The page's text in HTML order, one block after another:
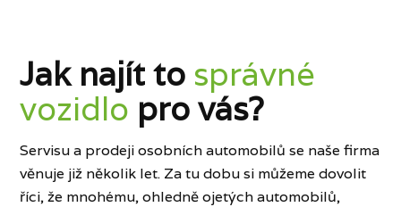
Jak najít to správné
vozidlo pro vás?
Servisu a prodeji osobních automobilů se naše firma
věnuje již několik let. Za tu dobu si můžeme dovolit
říci, že mnohému, ohledně ojetých automobilů,